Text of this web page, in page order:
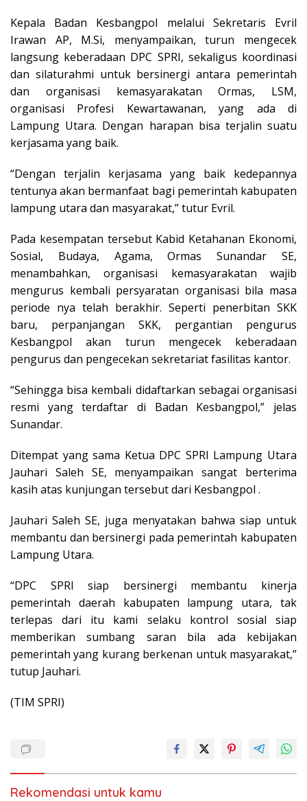
Kepala Badan Kesbangpol melalui Sekretaris Evril
Irawan AP, M.Si, menyampaikan, turun mengecek
langsung keberadaan DPC SPRI, sekaligus koordinasi
dan silaturahmi untuk bersinergi antara pemerintah
dan organisasi kemasyarakatan Ormas, LSM,
organisasi Profesi Kewartawanan, yang ada di
Lampung Utara. Dengan harapan bisa terjalin suatu
kerjasama yang baik.
“Dengan terjalin kerjasama yang baik kedepannya
tentunya akan bermanfaat bagi pemerintah kabupaten
lampung utara dan masyarakat,” tutur Evril.
Pada kesempatan tersebut Kabid Ketahanan Ekonomi,
Sosial, Budaya, Agama, Ormas Sunandar SE,
menambahkan, organisasi kemasyarakatan wajib
mengurus kembali persyaratan organisasi bila masa
periode nya telah berakhir. Seperti penerbitan SKK
baru, perpanjangan SKK, pergantian pengurus
Kesbangpol akan turun mengecek keberadaan
pengurus dan pengecekan sekretariat fasilitas kantor.
“Sehingga bisa kembali didaftarkan sebagai organisasi
resmi yang terdaftar di Badan Kesbangpol,” jelas
Sunandar.
Ditempat yang sama Ketua DPC SPRI Lampung Utara
Jauhari Saleh SE, menyampaikan sangat berterima
kasih atas kunjungan tersebut dari Kesbangpol .
Jauhari Saleh SE, juga menyatakan bahwa siap untuk
membantu dan bersinergi pada pemerintah kabupaten
Lampung Utara.
“DPC SPRI siap bersinergi membantu kinerja
pemerintah daerah kabupaten lampung utara, tak
terlepas dari itu kami selaku kontrol sosial siap
memberikan sumbang saran bila ada kebijakan
pemerintah yang kurang berkenan untuk masyarakat,”
tutup Jauhari.
(TIM SPRI)
Rekomendasi untuk kamu